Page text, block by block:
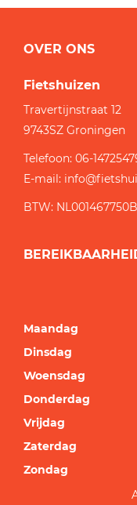
OVER ONS
Fietshuizen
Travertijnstraat 12
9743SZ Groningen
Telefoon: 06-
E-mail:
BTW:
Maandag
Dinsdag
Woensdag
Donderdag
Vrijdag
Zaterdag
Zondag